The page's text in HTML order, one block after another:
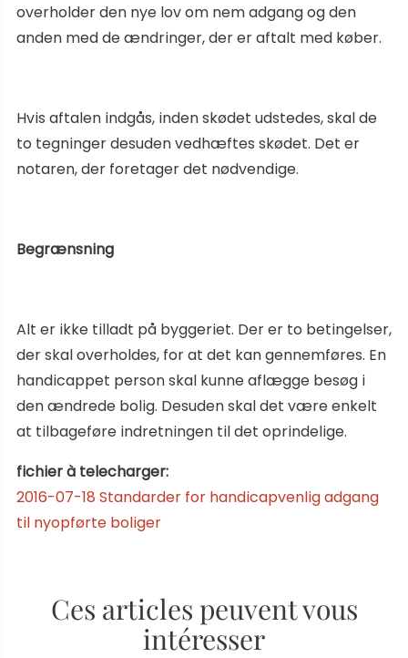
overholder den nye lov om nem adgang og den
anden med de ændringer, der er aftalt med køber.
Hvis aftalen indgås, inden skødet udstedes, skal de
to tegninger desuden vedhæftes skødet. Det er
notaren, der foretager det nødvendige.
Begrænsning
Alt er ikke tilladt på byggeriet. Der er to betingelser,
der skal overholdes, for at det kan gennemføres. En
handicappet person skal kunne aflægge besøg i
den ændrede bolig. Desuden skal det være enkelt
at tilbageføre indretningen til det oprindelige.
fichier à telecharger:
2016-07-18 Standarder for handicapvenlig adgang
til nyopførte boliger
Ces articles peuvent vous
intéresser